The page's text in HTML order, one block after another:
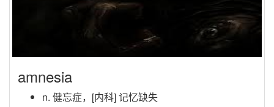
amnesia
n. 健忘症，[内科] 记忆缺失